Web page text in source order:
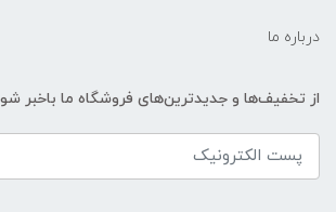
درباره ما
از تخفیف‌ها و جدیدترین‌های فروشگاه ما باخبر